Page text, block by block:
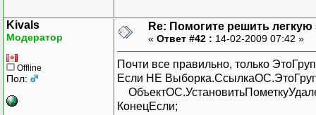
Kivals
Модератор
Offline
Пол:
Re: Помогите решить легкую
« Ответ #42 : 14-02-2009 07:42 »
Почти все правильно, только
Если НЕ
КонецЕсли;